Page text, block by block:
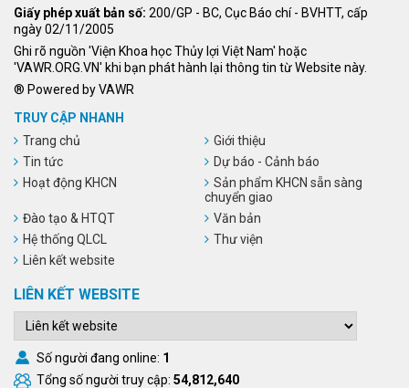
Giấy phép xuất bản số: 200/GP - BC, Cục Báo chí - BVHTT, cấp
ngày 02/11/2005
Ghi rõ nguồn 'Viện Khoa học Thủy lợi Việt Nam' hoặc
'VAWR.ORG.VN' khi bạn phát hành lại thông tin từ Website này.
® Powered by VAWR
TRUY CẬP NHANH
Trang chủ
Giới thiệu
Tin tức
Dự báo - Cảnh báo
Hoạt động KHCN
Sản phẩm KHCN sẵn sàng
chuyển giao
Đào tạo & HTQT
Văn bản
Hệ thống QLCL
Thư viện
Liên kết website
LIÊN KẾT WEBSITE
Số người đang online: 1
Tổng số người truy cập: 54,812,640